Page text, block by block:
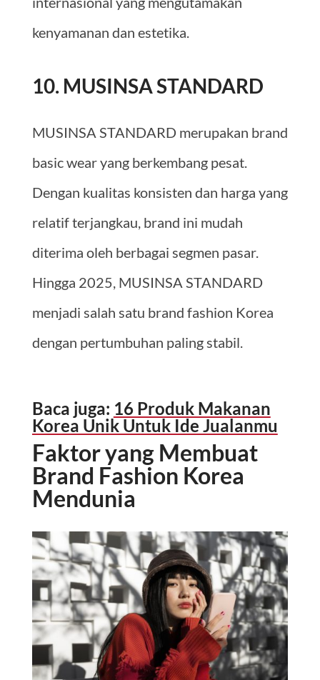
kenyamanan dan estetika.
10. MUSINSA STANDARD
MUSINSA STANDARD merupakan brand
basic wear yang berkembang pesat.
Dengan kualitas konsisten dan harga yang
relatif terjangkau, brand ini mudah
diterima oleh berbagai segmen pasar.
Hingga 2025, MUSINSA STANDARD
menjadi salah satu brand fashion Korea
dengan pertumbuhan paling stabil.
Baca juga: 16 Produk Makanan
Korea Unik Untuk Ide Jualanmu
Faktor yang Membuat
Brand Fashion Korea
Mendunia